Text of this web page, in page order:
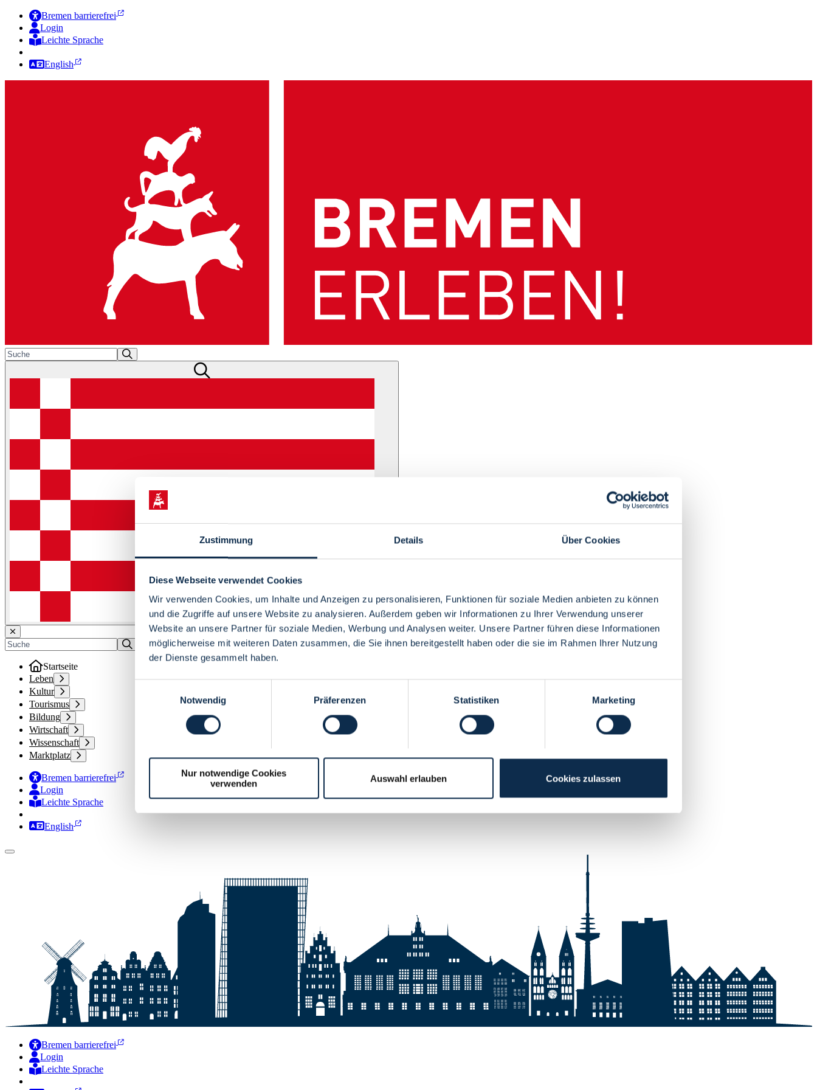
Zustimmung Details Über Cookies
Diese Webseite verwendet Cookies
Wir verwenden Cookies, um Inhalte und Anzeigen zu personalisieren, Funktionen für soziale Medien anbieten zu können
und die Zugriffe auf unsere Website zu analysieren. Außerdem geben wir Informationen zu Ihrer Verwendung unserer
Website an unsere Partner für soziale Medien, Werbung und Analysen weiter. Unsere Partner führen diese Informationen
möglicherweise mit weiteren Daten zusammen, die Sie ihnen bereitgestellt haben oder die sie im Rahmen Ihrer Nutzung
der Dienste gesammelt haben.
Notwendig
Präferenzen Statistiken Marketing
Nur notwendige Cookies
verwenden
Auswahl erlauben Cookies zulassen
Bremen barrierefrei
Login
Leichte Sprache
English
Menü
Startseite
Leben
Kultur
Tourismus
Bildung
Wirtschaft
Wissenschaft
Marktplatz
Bremen barrierefrei
Login
Leichte Sprache
Zur Deutschen Gebärdensprache
English
Bremen barrierefrei
Login
Leichte Sprache